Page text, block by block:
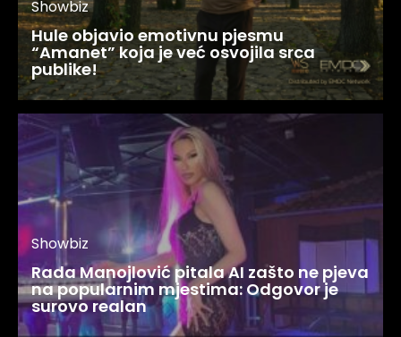
Showbiz
Hule objavio emotivnu pjesmu
“Amanet” koja je već osvojila srca
publike!
Showbiz
Rada Manojlović pitala AI zašto ne pjeva
na popularnim mjestima: Odgovor je
surovo realan